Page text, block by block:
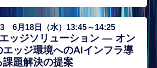
3 6月18日（水）13:45～14:25
ッジソリューション ― オン
エッジ環境へのAIインフラ導
課題解決の提案